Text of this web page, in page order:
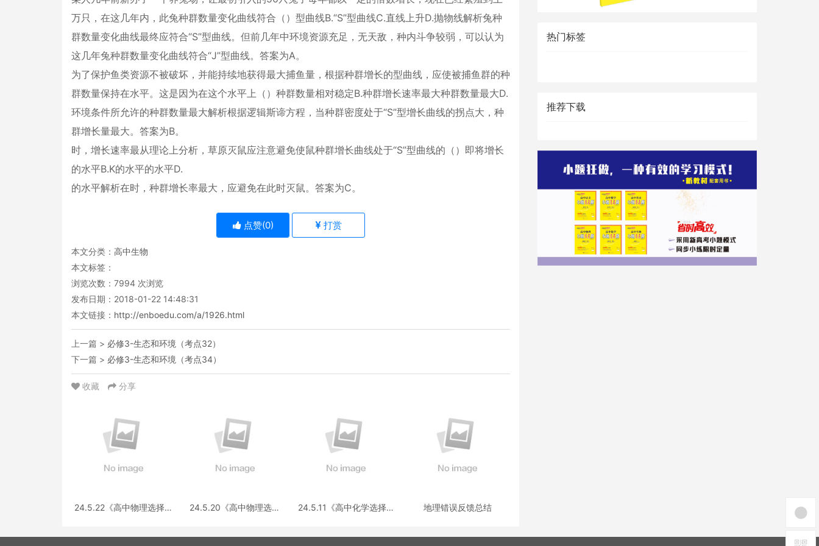
万只，在这几年内，此兔种群数量变化曲线符合（）型曲线B.“S”型曲线C.直线上升D.抛物线解析兔种
群数量变化曲线最终应符合“S”型曲线。但前几年中环境资源充足，无天敌，种内斗争较弱，可以认为
这几年兔种群数量变化曲线符合“J”型曲线。答案为A。
为了保护鱼类资源不被破坏，并能持续地获得最大捕鱼量，根据种群增长的型曲线，应使被捕鱼群的种
群数量保持在水平。这是因为在这个水平上（）种群数量相对稳定B.种群增长速率最大种群数量最大D.
环境条件所允许的种群数量最大解析根据逻辑斯谛方程，当种群密度处于“S”型增长曲线的拐点大，种
群增长量最大。答案为B。
时，增长速率最从理论上分析，草原灭鼠应注意避免使鼠种群增长曲线处于“S”型曲线的（）即将增长
的水平B.K的水平的水平D.
的水平解析在时，种群增长率最大，应避免在此时灭鼠。答案为C。
点赞(0) 打赏
本文分类： 高中生物
本文标签：
浏览次数： 7994 次浏览
发布日期：2018-01-22 14:48:31
本文链接： http://enboedu.com/a/1926.html
上一篇 > 必修3-生态和环境（考点32）
下一篇 > 必修3-生态和环境（考点34）
收藏 分享
24.5.22《高中物理选择性
24.5.20《高中物理选择
24.5.11《高中化学选择性
地理错误反馈总结
热门标签
推荐下载